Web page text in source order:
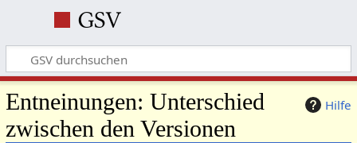
Hilfe
Entneinungen: Unterschied
zwischen den Versionen